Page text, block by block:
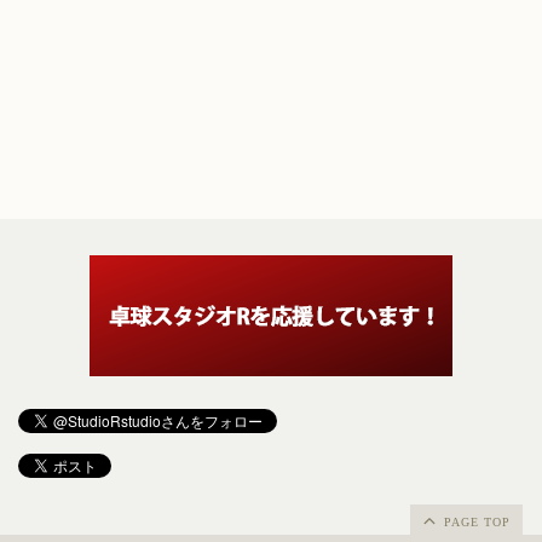
PAGE TOP